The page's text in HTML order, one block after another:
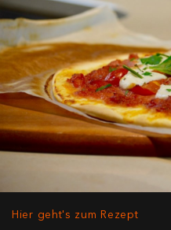
Hier geht's zum Rezept